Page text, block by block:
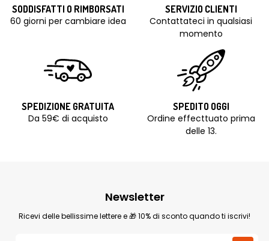
SODDISFATTI O RIMBORSATI
60 giorni per cambiare idea
SERVIZIO CLIENTI
Contattateci in qualsiasi
momento
SPEDIZIONE GRATUITA
Da 59€ di acquisto
SPEDITO OGGI
Ordine effecttuato prima
delle 13.
Newsletter
Ricevi delle bellissime lettere e 🎁 10% di sconto quando ti iscrivi!